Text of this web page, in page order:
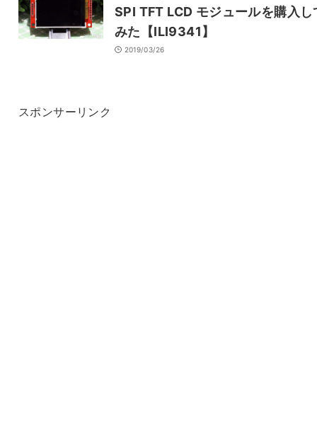
SPI TFT LCD モジュールを購入し
みた【ILI9341】
2019/03/26
スポンサーリンク